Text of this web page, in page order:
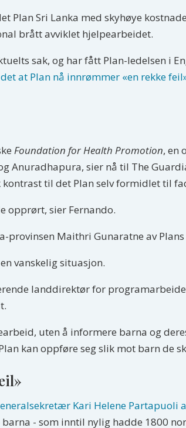
Plan Sri Lanka med skyhøye
brått avviklet hjelpearbeidet.
sak, og har fått Plan-ledelsen i
at Plan nå innrømmer «en rekke
Foundation for Health Promotion, en
sier nå til The
til det Plan selv formidlet til
opprørt, sier Fernando.
provinsen Maithri Gunaratne av
vanskelig situasjon.
landdirektør for
uten å informere barna og
kan oppføre seg slik mot barn de
Kari Helene Partapuoli
- som inntil nylig hadde 1800